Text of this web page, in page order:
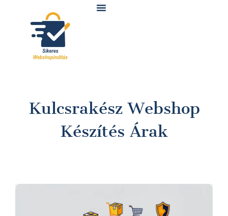
Kulcsrakész Webshop
Készítés Árak